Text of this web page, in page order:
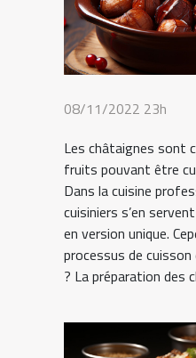
08/11/2022 23h
Les châtaignes sont
fruits pouvant être
Dans la cuisine
cuisiniers s’en
en version unique.
processus de
? La préparation des